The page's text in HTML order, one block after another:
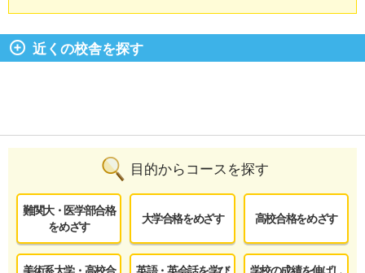
近くの校舎を探す
目的からコースを探す
難関大・医学部合格
をめざす
大学合格をめざす 高校合格をめざす